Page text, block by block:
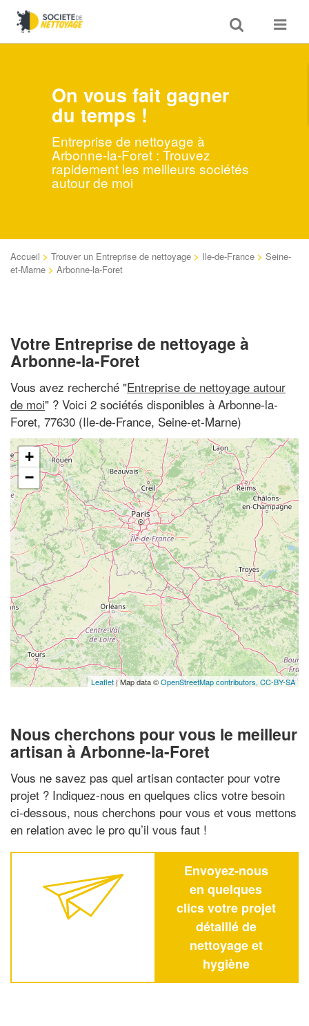
Toggle
search
Toggle
On vous fait gagner
du temps !
Entreprise de nettoyage à
Arbonne-la-Foret : Trouvez
rapidement les meilleurs sociétés
autour de moi
Accueil > Trouver un Entreprise de nettoyage > Ile-de-France > Seine-
et-Marne > Arbonne-la-Foret
Votre Entreprise de nettoyage à
Arbonne-la-Foret
Vous avez recherché "Entreprise de nettoyage autour
de moi" ? Voici 2 sociétés disponibles à Arbonne-la-
Foret, 77630 (Ile-de-France, Seine-et-Marne)
+
−
Leaflet| Map data ©OpenStreetMap contributors, CC-BY-SA
Nous cherchons pour vous le meilleur
artisan à Arbonne-la-Foret
Vous ne savez pas quel artisan contacter pour votre
projet ? Indiquez-nous en quelques clics votre besoin
ci-dessous, nous cherchons pour vous et vous mettons
en relation avec le pro qu’il vous faut !
Envoyez-nous
en quelques
clics votre projet
détaillé de
nettoyage et
hygiène